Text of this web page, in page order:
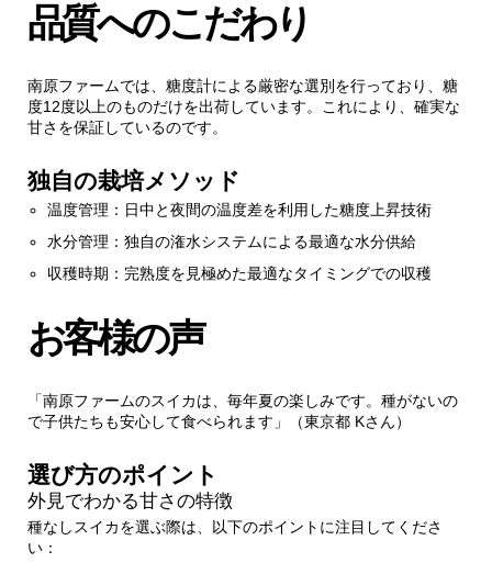
品質へのこだわり
南原ファームでは、糖度計による厳密な選別を行っており、糖
度12度以上のものだけを出荷しています。これにより、確実な
甘さを保証しているのです。
独自の栽培メソッド
温度管理：日中と夜間の温度差を利用した糖度上昇技術
水分管理：独自の潅水システムによる最適な水分供給
収穫時期：完熟度を見極めた最適なタイミングでの収穫
お客様の声
「南原ファームのスイカは、毎年夏の楽しみです。種がないの
で子供たちも安心して食べられます」（東京都 Kさん）
選び方のポイント
外見でわかる甘さの特徴
種なしスイカを選ぶ際は、以下のポイントに注目してくださ
い：